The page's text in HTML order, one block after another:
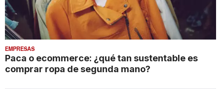
EMPRESAS
Paca o ecommerce: ¿qué tan sustentable es
comprar ropa de segunda mano?